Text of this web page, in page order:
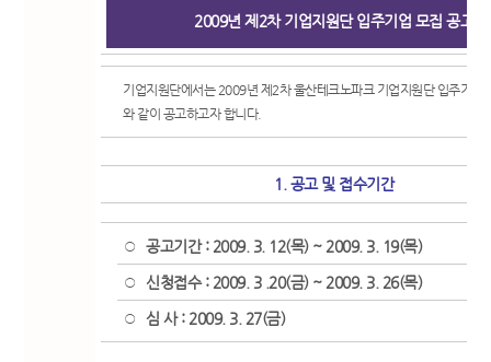
2009년 제2차 기업지원단 입주기업 모집 공고
기업지원단에서는 2009년 제2차 울산테크노파크 기업지원단 입주기업
와 같이 공고하고자 합니다.
1. 공고 및 접수기간
○ 공고기간 : 2009. 3. 12(목) ~ 2009. 3. 19(목)
○ 신청접수 : 2009. 3 .20(금) ~ 2009. 3. 26(목)
○ 심 사 : 2009. 3. 27(금)